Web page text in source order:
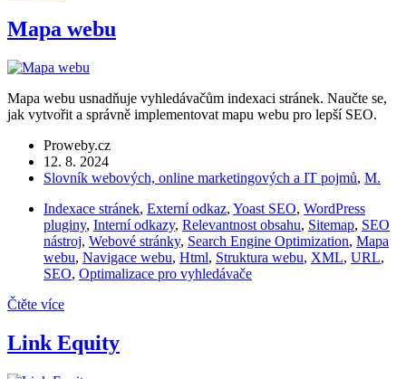
Mapa webu
Mapa webu usnadňuje vyhledávačům indexaci stránek. Naučte se,
jak vytvořit a správně implementovat mapu webu pro lepší SEO.
Proweby.cz
12. 8. 2024
Slovník webových, online marketingových a IT pojmů, M.
Indexace stránek, Externí odkaz, Yoast SEO, WordPress
pluginy, Interní odkazy, Relevantnost obsahu, Sitemap, SEO
nástroj, Webové stránky, Search Engine Optimization, Mapa
webu, Navigace webu, Html, Struktura webu, XML, URL,
SEO, Optimalizace pro vyhledávače
Čtěte více
Link Equity